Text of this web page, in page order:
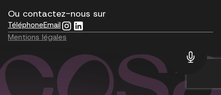
Ou contactez-nous sur
TéléphoneEmail
Instagram
Mentions légales